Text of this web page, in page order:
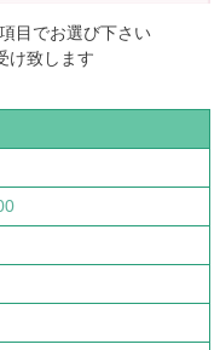
目でお選び下さい
け致します